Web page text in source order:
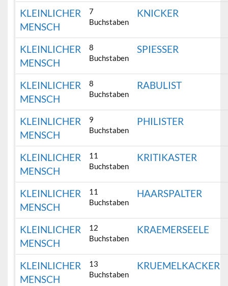
KLEINLICHER
MENSCH
7
Buchstaben
KNICKER
KLEINLICHER
MENSCH
8
Buchstaben
SPIESSER
KLEINLICHER
MENSCH
8
Buchstaben
RABULIST
KLEINLICHER
MENSCH
9
Buchstaben
PHILISTER
KLEINLICHER
MENSCH
11
Buchstaben
KRITIKASTER
KLEINLICHER
MENSCH
11
Buchstaben
HAARSPALTER
KLEINLICHER
MENSCH
12
Buchstaben
KRAEMERSEELE
KLEINLICHER
MENSCH
13
Buchstaben
KRUEMELKACKER